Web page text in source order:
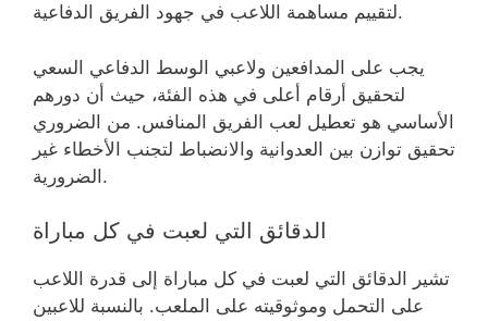
لتقييم مساهمة اللاعب في جهود الفريق الدفاعية.
يجب على المدافعين ولاعبي الوسط الدفاعي السعي
لتحقيق أرقام أعلى في هذه الفئة، حيث أن دورهم
الأساسي هو تعطيل لعب الفريق المنافس. من الضروري
تحقيق توازن بين العدوانية والانضباط لتجنب الأخطاء غير
الضرورية.
الدقائق التي لعبت في كل مباراة
تشير الدقائق التي لعبت في كل مباراة إلى قدرة اللاعب
على التحمل وموثوقيته على الملعب. بالنسبة للاعبين